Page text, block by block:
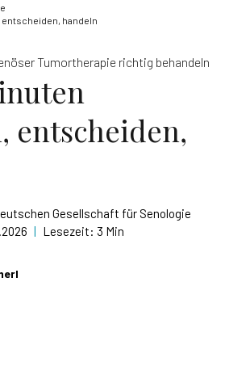
entscheiden, handeln
Tumortherapie richtig behandeln
entscheiden,
Gesellschaft für Senologie
| Lesezeit: 3 Min